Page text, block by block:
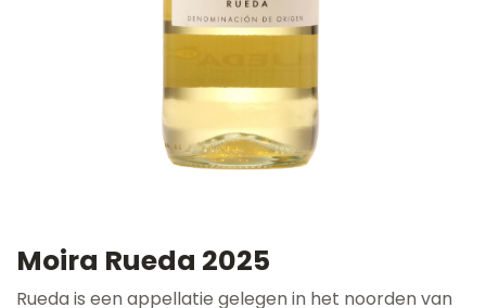
Moira Rueda 2025
Rueda is een appellatie gelegen in het noorden van